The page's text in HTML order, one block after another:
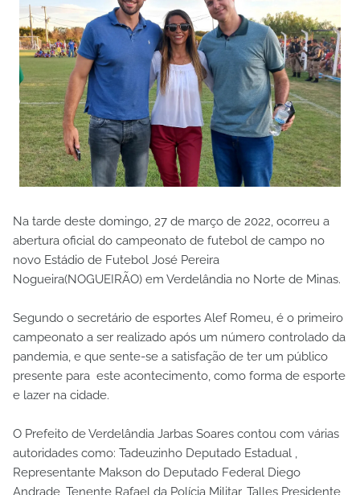
Na tarde deste domingo, 27 de março de 2022, ocorreu a
abertura oficial do campeonato de futebol de campo no
novo Estádio de Futebol José Pereira
Nogueira(NOGUEIRÃO) em Verdelândia no Norte de Minas.
Segundo o secretário de esportes Alef Romeu, é o primeiro
campeonato a ser realizado após um número controlado da
pandemia, e que sente-se a satisfação de ter um público
presente para este acontecimento, como forma de esporte
e lazer na cidade.
O Prefeito de Verdelândia Jarbas Soares contou com várias
autoridades como: Tadeuzinho Deputado Estadual ,
Representante Makson do Deputado Federal Diego
Andrade, Tenente Rafael da Polícia Militar, Talles Presidente